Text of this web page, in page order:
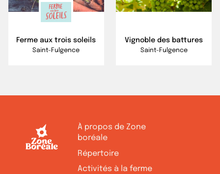
Ferme aux trois soleils
Saint-Fulgence
Vignoble des battures
Saint-Fulgence
À propos de Zone
boréale
Répertoire
Activités à la ferme